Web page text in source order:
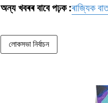
অন্য খবৰৰ বাবে পঢ়ক :ৰাজ্যিক
লোকসভা নিৰ্বাচন